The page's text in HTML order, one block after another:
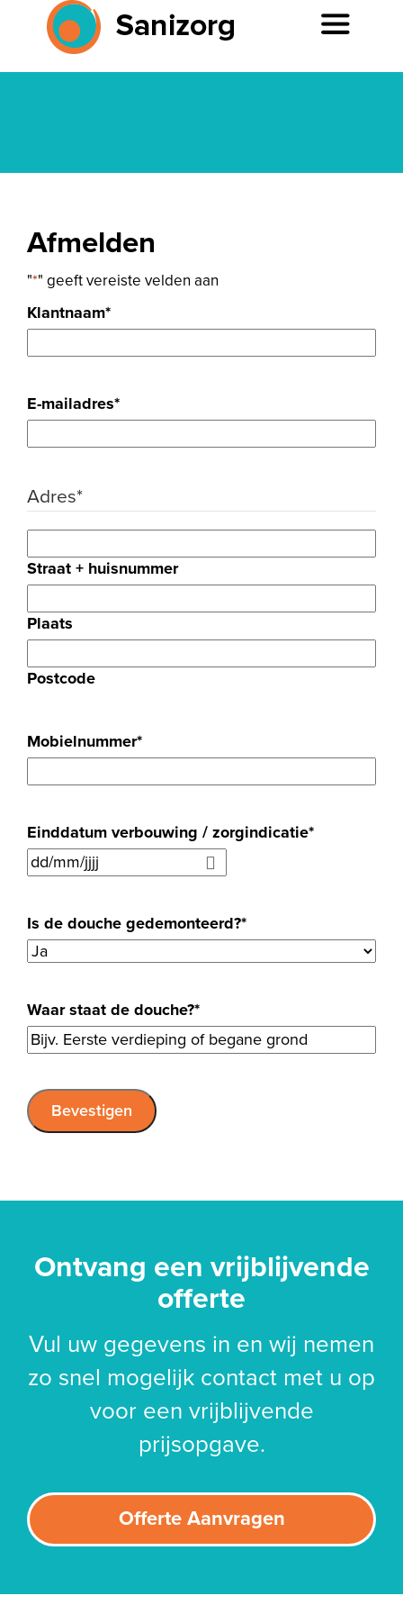
Afmelden
"*" geeft vereiste velden aan
Klantnaam*
E-mailadres*
Adres*
Straat + huisnummer
Plaats
Postcode
Mobielnummer*
Einddatum verbouwing / zorgindicatie*
DD
MM
slash
JJJJ
Is de douche gedemonteerd?*
Waar staat de douche?*
Ontvang een vrijblijvende
offerte
Vul uw gegevens in en wij nemen
zo snel mogelijk contact met u op
voor een vrijblijvende
prijsopgave.
Offerte Aanvragen